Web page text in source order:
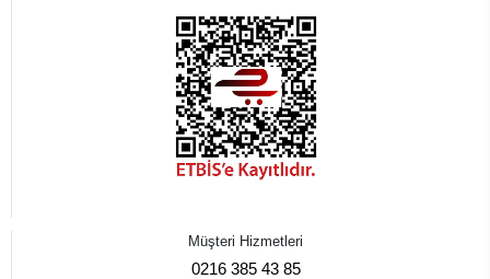
Müşteri Hizmetleri
0216 385 43 85